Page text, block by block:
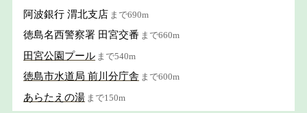
阿波銀行 渭北支店 まで690m
徳島名西警察署 田宮交番 まで660m
田宮公園プール まで540m
徳島市水道局 前川分庁舎 まで600m
あらたえの湯 まで150m